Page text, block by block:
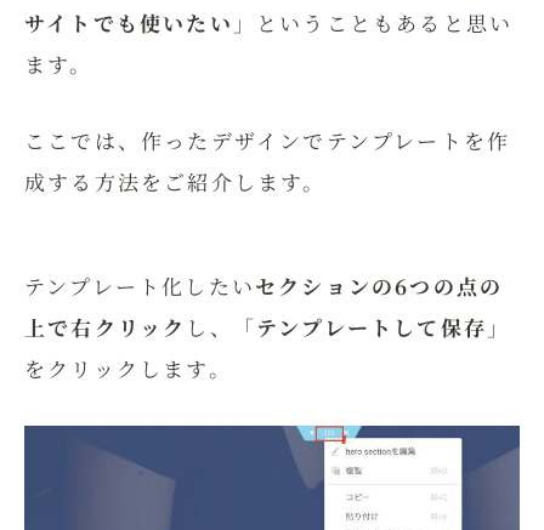
サイトでも使いたい 」ということもあると思い
ます。
ここでは、作ったデザインでテンプレートを作
成する方法をご紹介します。
テンプレート化したいセクションの6つの点の
上で右クリック し、「テンプレートして保存 」
をクリックします。